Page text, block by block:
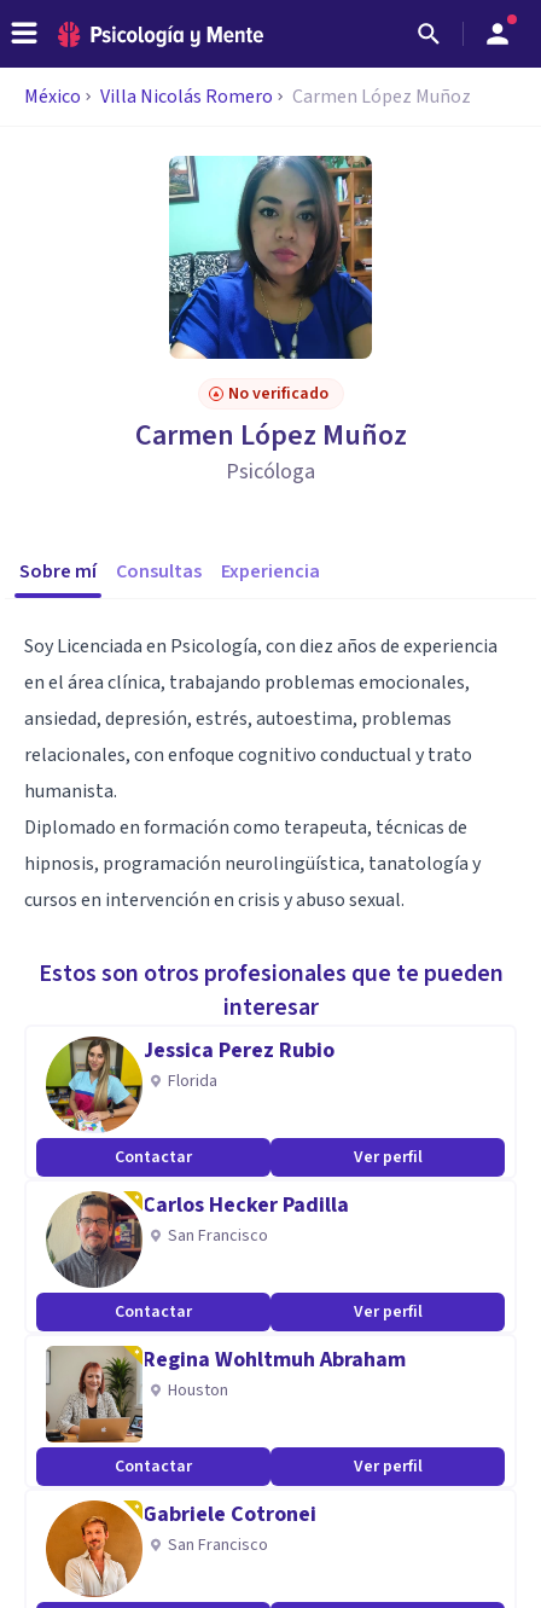
México Villa Nicolás Romero Carmen López Muñoz
No verificado
Carmen López Muñoz
Psicóloga
Sobre mí Consultas Experiencia
Soy Licenciada en Psicología, con diez años de experiencia
en el área clínica, trabajando problemas emocionales,
ansiedad, depresión, estrés, autoestima, problemas
relacionales, con enfoque cognitivo conductual y trato
humanista.
Diplomado en formación como terapeuta, técnicas de
hipnosis, programación neurolingüística, tanatología y
cursos en intervención en crisis y abuso sexual.
Estos son otros profesionales que te pueden
interesar
Jessica Perez Rubio
Florida
Contactar Ver perfil
Carlos Hecker Padilla
San Francisco
Contactar Ver perfil
Regina Wohltmuh Abraham
Houston
Contactar Ver perfil
Gabriele Cotronei
San Francisco